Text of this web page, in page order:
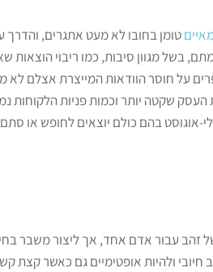
טומן בחובו לא מעט אתגרים, והדרך
מגוון סיבות, כמו ריבוי הוצאות
על חוסר הוודאות המייצרת אצלם
שקטה יותר וכמות פניות הלקוחות
אוגוסט בהם כולם יוצאים לחופש או
זהב עבור אדם אחד, אך ליצור משבר
ולהיות אופטימיים גם כאשר קצת